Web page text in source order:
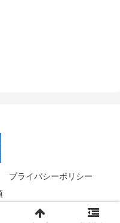
プライバシーポリシー
浜 欧州車の並行輸入.